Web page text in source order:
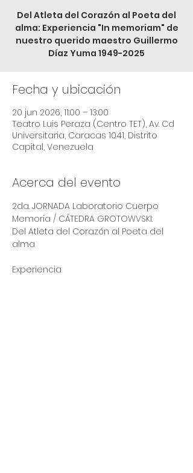
Del Atleta del Corazón al Poeta del
alma: Experiencia "In memoriam" de
nuestro querido maestro Guillermo
Díaz Yuma 1949-2025
Fecha y ubicación
20 jun 2026, 11:00 – 13:00
Teatro Luis Peraza (Centro TET), Av. Cd
Universitaria, Caracas 1041, Distrito
Capital, Venezuela
Acerca del evento
2da. JORNADA Laboratorio Cuerpo
Memoria / CÁTEDRA GROTOWVSKI:
Del Atleta del Corazón al Poeta del
alma
Experiencia